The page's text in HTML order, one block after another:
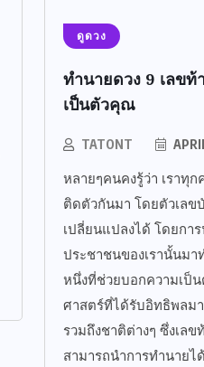
ดูดวง
ทำนายดวง 9 เลข
เป็นตัวคุณ
TATONT
หลายๆคนคงรู้ว่า เราทุ
ติดตัวกันมา โดยตัวเลข
เปลี่ยนแปลงได้ โดยกา
ประชาชนของเรานั้นม
หนึ่งที่ช่วยบอกความเป็น
ศาสตร์ที่ได้รับอิทธิพลม
รวมถึงชาติต่างๆ ซึ่งเล
สามารถนำการทำนายไ